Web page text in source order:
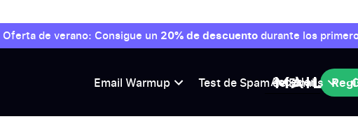
Oferta de verano: Consigue un 20% de descuentodurante los
Email Warmup Test de Spam de Emails
Acceder